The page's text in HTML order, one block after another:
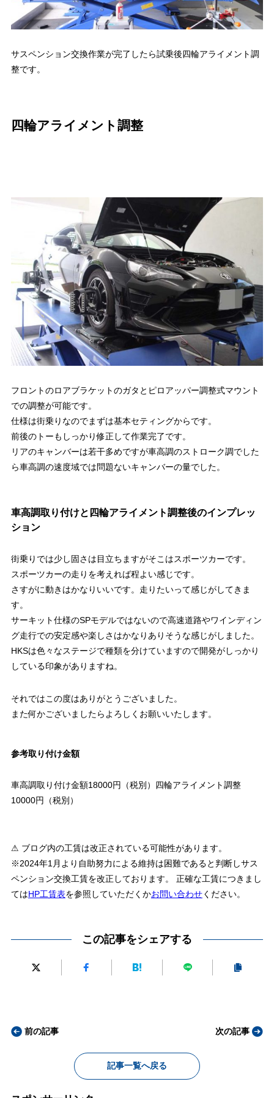
サスペンション交換作業が完了したら試乗後四輪アライメント調
整です。
四輪アライメント調整
フロントのロアブラケットのガタとピロアッパー調整式マウント
での調整が可能です。
仕様は街乗りなのでまずは基本セティングからです。
前後のトーもしっかり修正して作業完了です。
リアのキャンバーは若干多めですが車高調のストローク調でした
ら車高調の速度域では問題ないキャンバーの量でした。
車高調取り付けと四輪アライメント調整後のインプレッ
ション
街乗りでは少し固さは目立ちますがそこはスポーツカーです。
スポーツカーの走りを考えれば程よい感じです。
さすがに動きはかなりいいです。走りたいって感じがしてきま
す。
サーキット仕様のSPモデルではないので高速道路やワインディン
グ走行での安定感や楽しさはかなりありそうな感じがしました。
HKSは色々なステージで種類を分けていますので開発がしっかり
している印象がありますね。
それではこの度はありがとうございました。
また何かございましたらよろしくお願いいたします。
参考取り付け金額
車高調取り付け金額18000円（税別）四輪アライメント調整
10000円（税別）
⚠ ブログ内の工賃は改正されている可能性があります。
※2024年1月より自助努力による維持は困難であると判断しサス
ペンション交換工賃を改正しております。 正確な工賃につきまし
てはHP工賃表を参照していただくかお問い合わせください。
この記事をシェアする
前の記事
記事一覧へ戻る
次の記事